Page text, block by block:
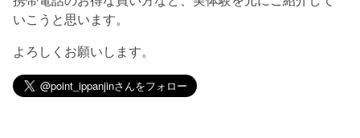
いこうと思います。
よろしくお願いします。